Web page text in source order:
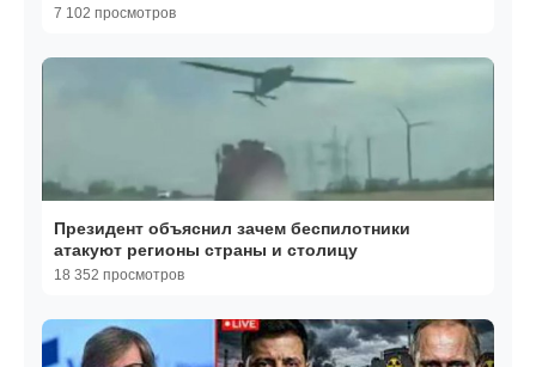
7 102 просмотров
Президент объяснил зачем беспилотники
атакуют регионы страны и столицу
18 352 просмотров